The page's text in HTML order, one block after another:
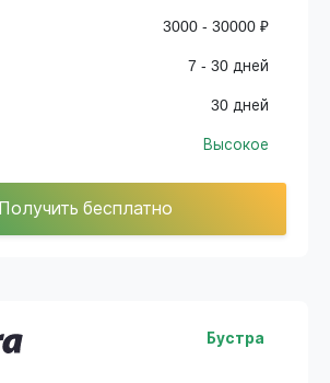
3000 - 30000 ₽
7 - 30 дней
30 дней
Высокое
Получить бесплатно
Бустра